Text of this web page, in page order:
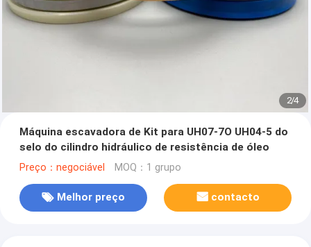
2/4
Máquina escavadora de Kit para UH07-7O UH04-5 do
selo do cilindro hidráulico de resistência de óleo
Preço：negociável MOQ：1 grupo
Melhor preço contacto